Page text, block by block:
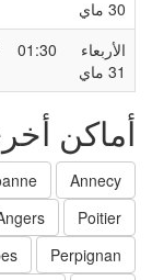
01:30
Annecy
Roanne
Poitier
Angers
Perpignan